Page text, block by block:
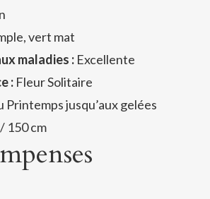
vert mat
maladies :Excellente
:Fleur Solitaire
Printemps jusqu’aux gelées
150 cm